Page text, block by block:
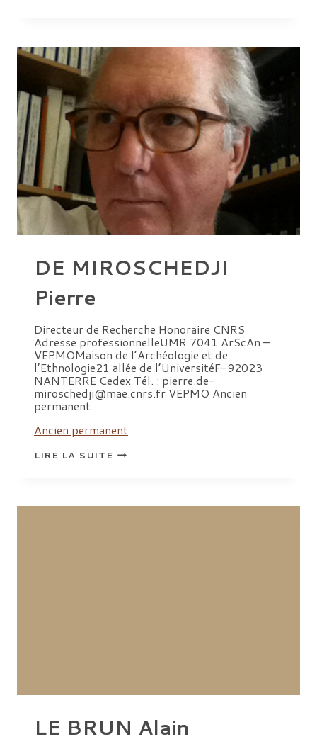
DE MIROSCHEDJI
Pierre
Directeur de Recherche Honoraire CNRS
Adresse professionnelleUMR 7041 ArScAn –
VEPMOMaison de l’Archéologie et de
l’Ethnologie21 allée de l’UniversitéF-92023
NANTERRE Cedex Tél. : pierre.de-
miroschedji@mae.cnrs.fr VEPMO Ancien
permanent
Ancien permanent
LIRE LA SUITEDE
MIROSCHEDJI
LE BRUN Alain